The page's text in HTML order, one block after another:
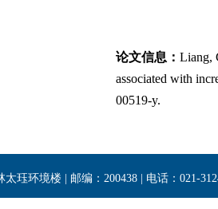
论文信息： Liang,
associated with
00519-y.
珏环境楼 | 邮编：200438 | 电话：021-